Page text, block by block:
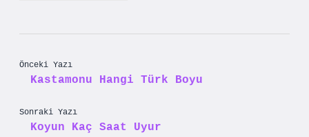
Önceki Yazı
Kastamonu Hangi Türk Boyu
Sonraki Yazı
Koyun Kaç Saat Uyur